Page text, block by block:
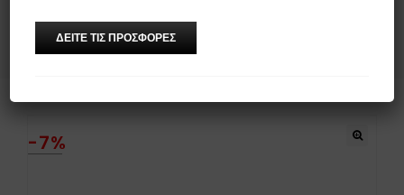
Ενέργειας/Ηλιακός Θερμοσίφωνας SOL-Violaris 120lt/2.0m²
Glass/Inox Οριζόντιος Συλλέκτης Επιλεκτικός Τιτανίου FULL PLATE
(Ενιαίο Πάνελ) Τριπλής Ενέργειας Χαμηλού Ύψoυς
-7%
ΔΕΙΤΕ ΤΙΣ ΠΡΟΣΦΟΡΕΣ